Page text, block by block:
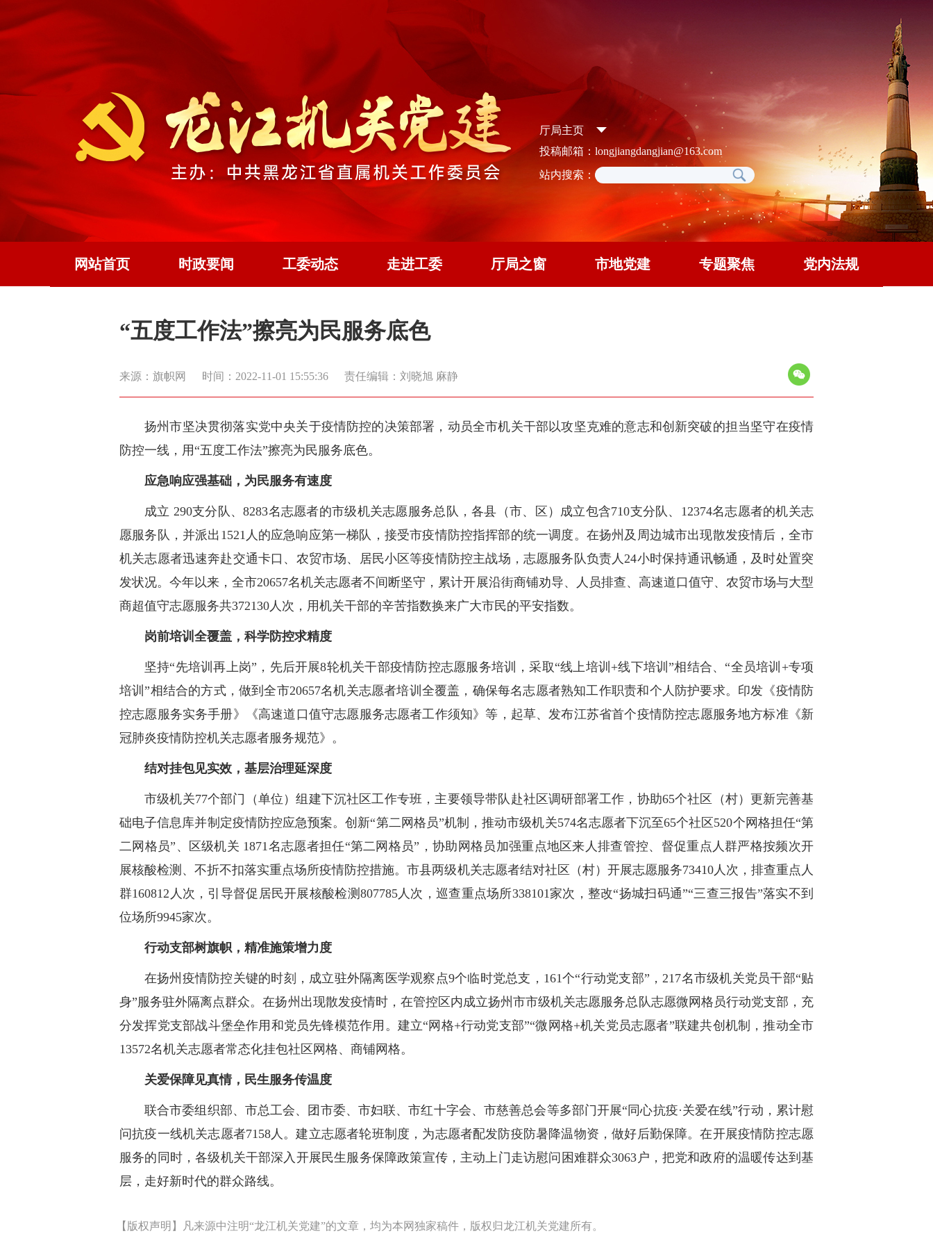
厅局主页
投稿邮箱：longjiangdangjian@163.com
站内搜索：
网站首页 时政要闻 工委动态 走进工委 厅局之窗 市地党建 专题聚焦 党内法规
“五度工作法”擦亮为民服务底色
来源：旗帜网 时间：2022-11-01 15:55:36 责任编辑：刘晓旭 麻静
扬州市坚决贯彻落实党中央关于疫情防控的决策部署，动员全市机关干部以攻坚克难的意志和创新突破的担当坚守在疫情
防控一线，用“五度工作法”擦亮为民服务底色。
应急响应强基础，为民服务有速度
成立 290支分队、8283名志愿者的市级机关志愿服务总队，各县（市、区）成立包含710支分队、12374名志愿者的机关志
愿服务队，并派出1521人的应急响应第一梯队，接受市疫情防控指挥部的统一调度。在扬州及周边城市出现散发疫情后，全市
机关志愿者迅速奔赴交通卡口、农贸市场、居民小区等疫情防控主战场，志愿服务队负责人24小时保持通讯畅通，及时处置突
发状况。今年以来，全市20657名机关志愿者不间断坚守，累计开展沿街商铺劝导、人员排查、高速道口值守、农贸市场与大型
商超值守志愿服务共372130人次，用机关干部的辛苦指数换来广大市民的平安指数。
岗前培训全覆盖，科学防控求精度
坚持“先培训再上岗”，先后开展8轮机关干部疫情防控志愿服务培训，采取“线上培训+线下培训”相结合、“全员培训+专项
培训”相结合的方式，做到全市20657名机关志愿者培训全覆盖，确保每名志愿者熟知工作职责和个人防护要求。印发《疫情防
控志愿服务实务手册》《高速道口值守志愿服务志愿者工作须知》等，起草、发布江苏省首个疫情防控志愿服务地方标准《新
冠肺炎疫情防控机关志愿者服务规范》。
结对挂包见实效，基层治理延深度
市级机关77个部门（单位）组建下沉社区工作专班，主要领导带队赴社区调研部署工作，协助65个社区（村）更新完善基
础电子信息库并制定疫情防控应急预案。创新“第二网格员”机制，推动市级机关574名志愿者下沉至65个社区520个网格担任“第
二网格员”、区级机关 1871名志愿者担任“第二网格员”，协助网格员加强重点地区来人排查管控、督促重点人群严格按频次开
展核酸检测、不折不扣落实重点场所疫情防控措施。市县两级机关志愿者结对社区（村）开展志愿服务73410人次，排查重点人
群160812人次，引导督促居民开展核酸检测807785人次，巡查重点场所338101家次，整改“扬城扫码通”“三查三报告”落实不到
位场所9945家次。
行动支部树旗帜，精准施策增力度
在扬州疫情防控关键的时刻，成立驻外隔离医学观察点9个临时党总支，161个“行动党支部”，217名市级机关党员干部“贴
身”服务驻外隔离点群众。在扬州出现散发疫情时，在管控区内成立扬州市市级机关志愿服务总队志愿微网格员行动党支部，充
分发挥党支部战斗堡垒作用和党员先锋模范作用。建立“网格+行动党支部”“微网格+机关党员志愿者”联建共创机制，推动全市
13572名机关志愿者常态化挂包社区网格、商铺网格。
关爱保障见真情，民生服务传温度
联合市委组织部、市总工会、团市委、市妇联、市红十字会、市慈善总会等多部门开展“同心抗疫·关爱在线”行动，累计慰
问抗疫一线机关志愿者7158人。建立志愿者轮班制度，为志愿者配发防疫防暑降温物资，做好后勤保障。在开展疫情防控志愿
服务的同时，各级机关干部深入开展民生服务保障政策宣传，主动上门走访慰问困难群众3063户，把党和政府的温暖传达到基
层，走好新时代的群众路线。
【版权声明】凡来源中注明“龙江机关党建”的文章，均为本网独家稿件，版权归龙江机关党建所有。